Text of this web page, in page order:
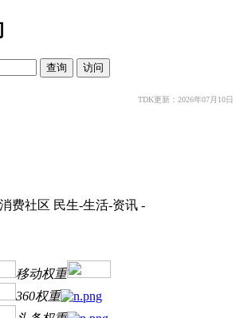
TDK更新：2026年07月10日
费社区 民生-生活-资讯 -
移动权重
360权重